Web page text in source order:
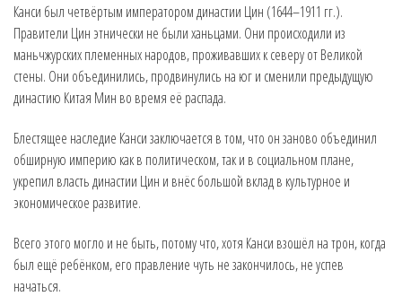
Канси был четвёртым императором династии Цин (1644–1911 гг.).
Правители Цин этнически не были ханьцами. Они происходили из
маньчжурских племенных народов, проживавших к северу от Великой
стены. Они объединились, продвинулись на юг и сменили предыдущую
династию Китая Мин во время её распада.
Блестящее наследие Канси заключается в том, что он заново объединил
обширную империю как в политическом, так и в социальном плане,
укрепил власть династии Цин и внёс большой вклад в культурное и
экономическое развитие.
Всего этого могло и не быть, потому что, хотя Канси взошёл на трон, когда
был ещё ребёнком, его правление чуть не закончилось, не успев
начаться.